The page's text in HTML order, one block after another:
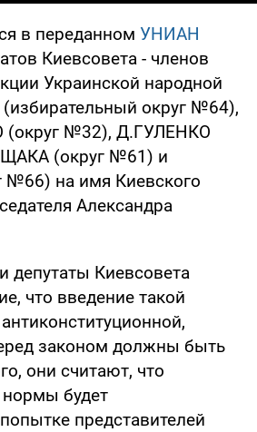
в переданном УНИАН
Киевсовета - членов
Украинской народной
округ №64),
№32), Д.ГУЛЕНКО
(округ №61) и
на имя Киевского
Александра
депутаты Киевсовета
что введение такой
законом должны быть
они считают, что
нормы будет
представителей